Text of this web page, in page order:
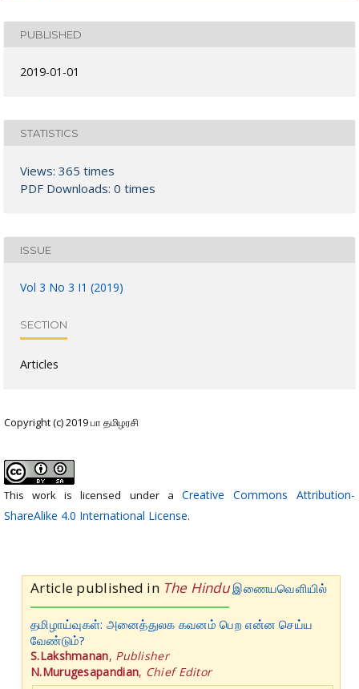
PUBLISHED
2019-01-01
STATISTICS
Views: 365 times
PDF Downloads: 0 times
ISSUE
Vol 3 No 3 I1 (2019)
SECTION
Articles
Copyright (c) 2019 பா தமிழரசி
This work is licensed under a Creative Commons Attribution-
ShareAlike 4.0 International License.
Article published in The Hindu இணையவெளியில்
தமிழாய்வுகள்: அனைத்துலக கவனம் பெற என்ன செய்ய
வேண்டும்?
S.Lakshmanan, Publisher
N.Murugesapandian, Chief Editor